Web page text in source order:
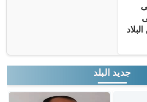
جديد البلد